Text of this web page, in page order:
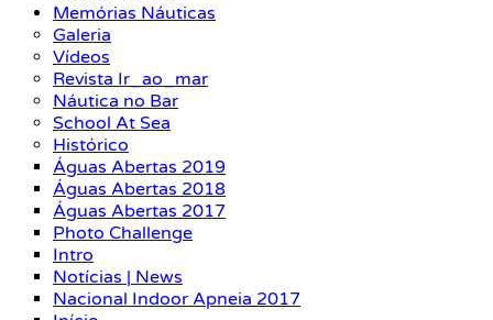
Memórias Náuticas
Galeria
Vídeos
Revista Ir_ao_mar
Náutica no Bar
School At Sea
Histórico
Águas Abertas 2019
Águas Abertas 2018
Águas Abertas 2017
Photo Challenge
Intro
Notícias | News
Nacional Indoor Apneia 2017